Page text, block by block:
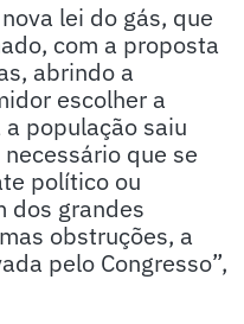
lei do gás, que
com a proposta
abrindo a
escolher a
população saiu
que se
político ou
dos grandes
obstruções, a
pelo Congresso”,